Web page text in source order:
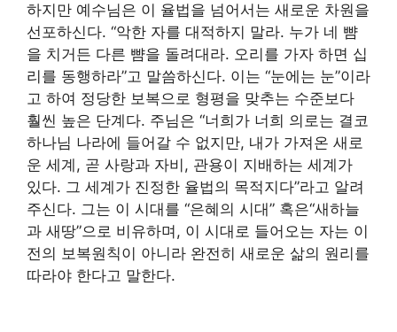
하지만 예수님은 이 율법을 넘어서는 새로운 차원을
선포하신다. “악한 자를 대적하지 말라. 누가 네 뺨
을 치거든 다른 뺨을 돌려대라. 오리를 가자 하면 십
리를 동행하라”고 말씀하신다. 이는 “눈에는 눈”이라
고 하여 정당한 보복으로 형평을 맞추는 수준보다
훨씬 높은 단계다. 주님은 “너희가 너희 의로는 결코
하나님 나라에 들어갈 수 없지만, 내가 가져온 새로
운 세계, 곧 사랑과 자비, 관용이 지배하는 세계가
있다. 그 세계가 진정한 율법의 목적지다”라고 알려
주신다. 그는 이 시대를 “은혜의 시대” 혹은“새하늘
과 새땅”으로 비유하며, 이 시대로 들어오는 자는 이
전의 보복원칙이 아니라 완전히 새로운 삶의 원리를
따라야 한다고 말한다.